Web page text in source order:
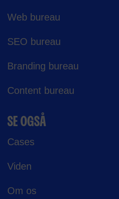
Web bureau
SEO bureau
Branding bureau
Content bureau
SE OGSÅ
Cases
Viden
Om os